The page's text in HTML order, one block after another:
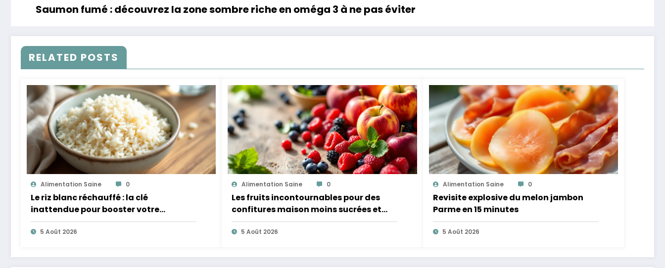
Saumon fumé : découvrez la zone sombre riche en oméga 3 à ne pas éviter
RELATED POSTS
Alimentation Saine 0
Le riz blanc réchauffé : la clé
inattendue pour booster votre
microbiote
5 Août 2026
Alimentation Saine 0
Les fruits incontournables pour des
confitures maison moins sucrées et
plus légères
5 Août 2026
Alimentation Saine 0
Revisite explosive du melon jambon
Parme en 15 minutes
5 Août 2026